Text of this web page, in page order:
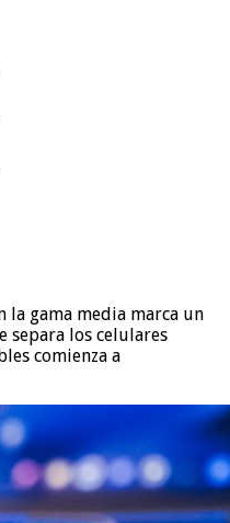
la gama media marca un
separa los celulares
comienza a